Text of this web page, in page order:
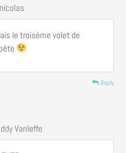
nicolas
le troisème volet de
Reply
Vanleffe